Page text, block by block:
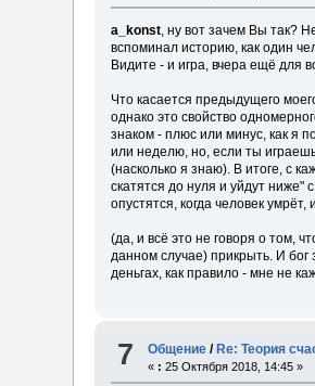
a_konst, ну вот зачем Вы так?
вспоминал историю, как один
Видите - и игра, вчера ещё для
Что касается предыдущего
однако это свойство
знаком - плюс или минус, как я
или неделю, но, если ты
(насколько я знаю). В итоге, с
скатятся до нуля и уйдут
опустятся, когда человек
(да, и всё это не говоря о том,
данном случае) прикрыть. И
деньгах, как правило - мне не
7 Общение /Re: Теория
« : 25 Октября 2018, 14:45 »